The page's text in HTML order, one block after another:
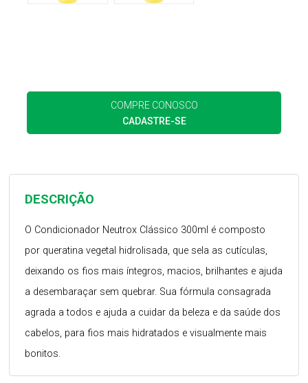
COMPRE CONOSCO
CADASTRE-SE
DESCRIÇÃO
O Condicionador Neutrox Clássico 300ml é composto
por queratina vegetal hidrolisada, que sela as cutículas,
deixando os fios mais íntegros, macios, brilhantes e ajuda
a desembaraçar sem quebrar. Sua fórmula consagrada
agrada a todos e ajuda a cuidar da beleza e da saúde dos
cabelos, para fios mais hidratados e visualmente mais
bonitos.